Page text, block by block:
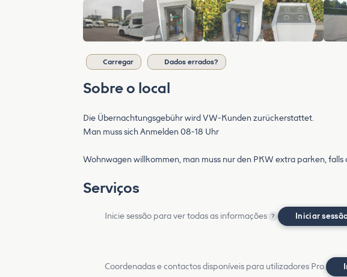
Carregar Dados errados?
Sobre o local
Die Übernachtungsgebühr wird VW-Kunden zurückerstattet.
Man muss sich Anmelden 08-18 Uhr
Wohnwagen willkommen, man muss nur den PKW extra parken, falls
Serviços
Inicie sessão para ver todas as informações ? Iniciar
Coordenadas e contactos disponíveis para utilizadores Pro.